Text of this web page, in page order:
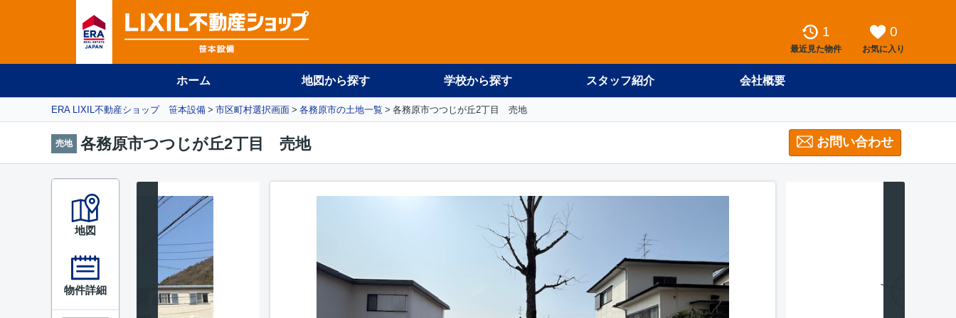
1
最近見た物件
0
お気に入り
ホーム 地図から探す 学校から探す スタッフ紹介 会社概要
ERA LIXIL不動産ショップ 笹本設備 市区町村選択画面 各務原市の土地一覧 各務原市つつじが丘2丁目 売地
売地 各務原市つつじが丘2丁目 売地 お問い合わせ
地図
物件詳細